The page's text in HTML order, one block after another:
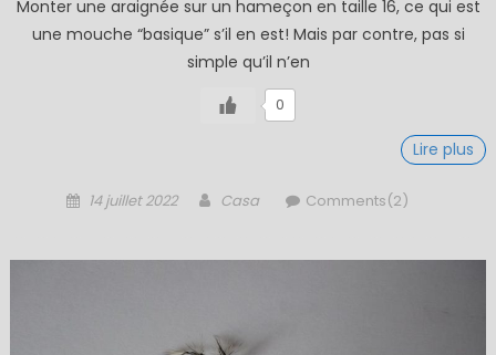
Monter une araignée sur un hameçon en taille 16, ce qui est
une mouche “basique” s’il en est! Mais par contre, pas si
simple qu’il n’en
0
Lire plus
Posted
14 juillet 2022 Author
Casa Comments(2)